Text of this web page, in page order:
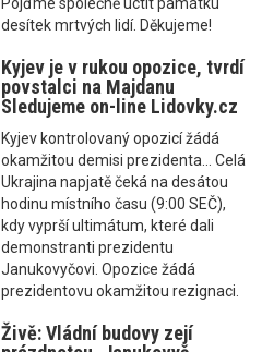
Pojďme společně uctít památku
desítek mrtvých lidí. Děkujeme!
Kyjev je v rukou opozice, tvrdí
povstalci na Majdanu
Sledujeme on-line Lidovky.cz
Kyjev kontrolovaný opozicí žádá
okamžitou demisi prezidenta... Celá
Ukrajina napjatě čeká na desátou
hodinu místního času (9:00 SEČ),
kdy vyprší ultimátum, které dali
demonstranti prezidentu
Janukovyčovi. Opozice žádá
prezidentovu okamžitou rezignaci.
Živě: Vládní budovy zejí